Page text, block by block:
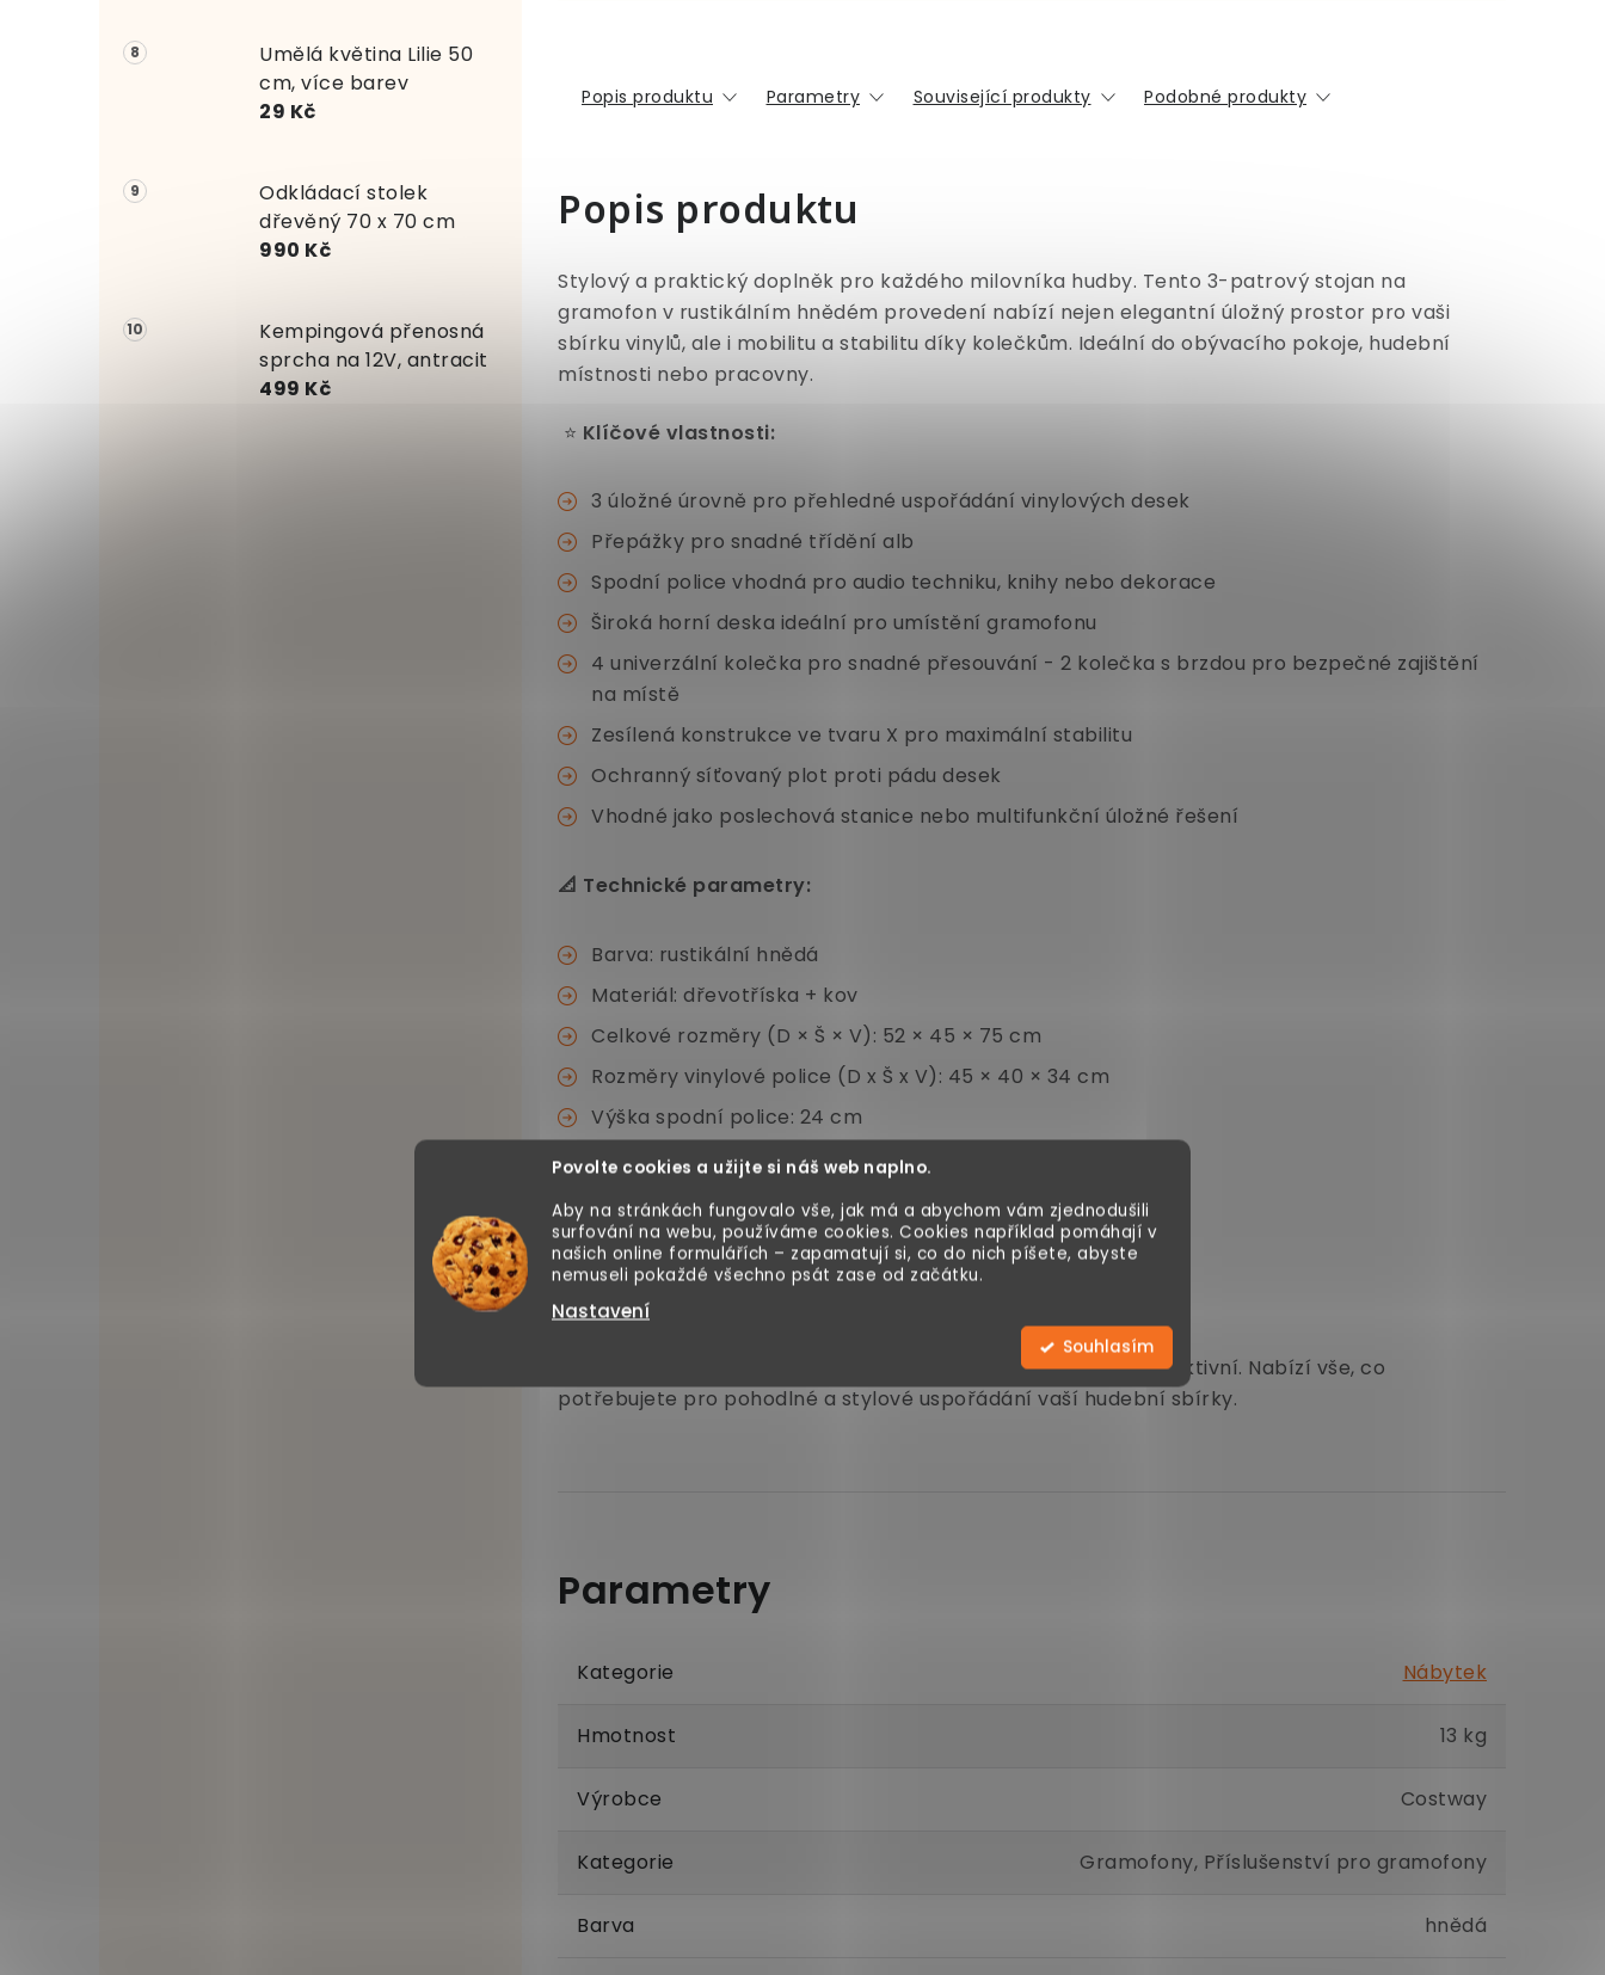
Povolte cookies a užijte si náš web naplno.
Aby na stránkách fungovalo vše, jak má a abychom vám zjednodušili
surfování na webu, používáme cookies. Cookies například pomáhají v
našich online formulářích – zapamatují si, co do nich píšete, abyste
nemuseli pokaždé všechno psát zase od začátku.
Nastavení
Souhlasím
Umělá květina Lilie 50
cm, více barev
29 Kč
Odkládací stolek
dřevěný 70 x 70 cm
990 Kč
Kempingová přenosná
sprcha na 12V, antracit
499 Kč
Popis produktu Parametry Související produkty Podobné produkty
Popis produktu
Stylový a praktický doplněk pro každého milovníka hudby. Tento 3-patrový stojan na
gramofon v rustikálním hnědém provedení nabízí nejen elegantní úložný prostor pro vaši
sbírku vinylů, ale i mobilitu a stabilitu díky kolečkům. Ideální do obývacího pokoje, hudební
místnosti nebo pracovny.
⭐ Klíčové vlastnosti:
3 úložné úrovně pro přehledné uspořádání vinylových desek
Přepážky pro snadné třídění alb
Spodní police vhodná pro audio techniku, knihy nebo dekorace
Široká horní deska ideální pro umístění gramofonu
4 univerzální kolečka pro snadné přesouvání - 2 kolečka s brzdou pro bezpečné zajištění
na místě
Zesílená konstrukce ve tvaru X pro maximální stabilitu
Ochranný síťovaný plot proti pádu desek
Vhodné jako poslechová stanice nebo multifunkční úložné řešení
📐 Technické parametry:
Barva: rustikální hnědá
Materiál: dřevotříska + kov
Celkové rozměry (D × Š × V): 52 × 45 × 75 cm
Rozměry vinylové police (D x Š x V): 45 × 40 × 34 cm
Výška spodní police: 24 cm
Nosnost stolní desky: až 50 kg
Nosnost každé police: až 20 kg
Hmotnost: 11 kg
Proč si ho zamilujete?
Tento stojan na gramofon je nejen praktický, ale i vizuálně atraktivní. Nabízí vše, co
potřebujete pro pohodlné a stylové uspořádání vaší hudební sbírky.
Kategorie Nábytek
Hmotnost 13 kg
Výrobce Costway
Kategorie Gramofony, Příslušenství pro gramofony
Barva hnědá